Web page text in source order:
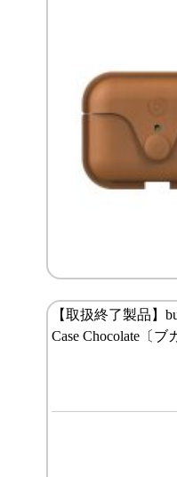
【取扱終了製品】
Case Chocolate〔ブ